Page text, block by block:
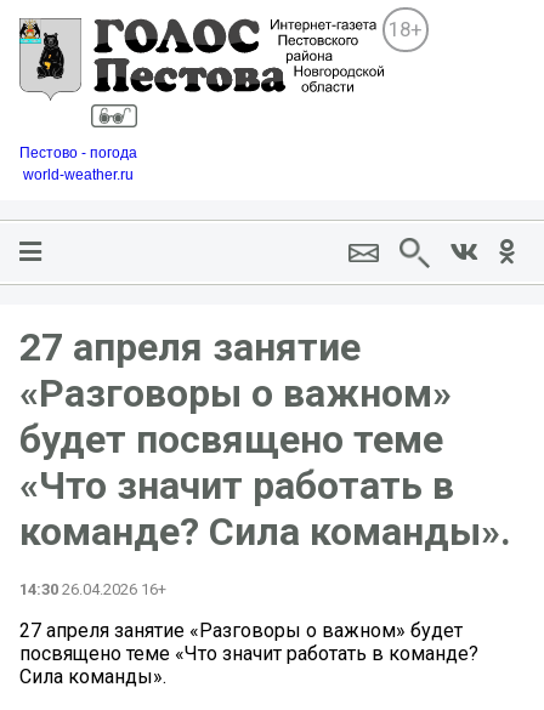
18+
Пестово - погода
world-weather.ru
27 апреля занятие
«Разговоры о важном»
будет посвящено теме
«Что значит работать в
команде? Сила команды».
14:30 26.04.2026 16+
27 апреля занятие «Разговоры о важном» будет
посвящено теме «Что значит работать в команде?
Сила команды».